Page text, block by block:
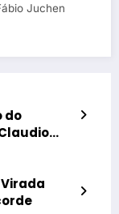
Juchen
do